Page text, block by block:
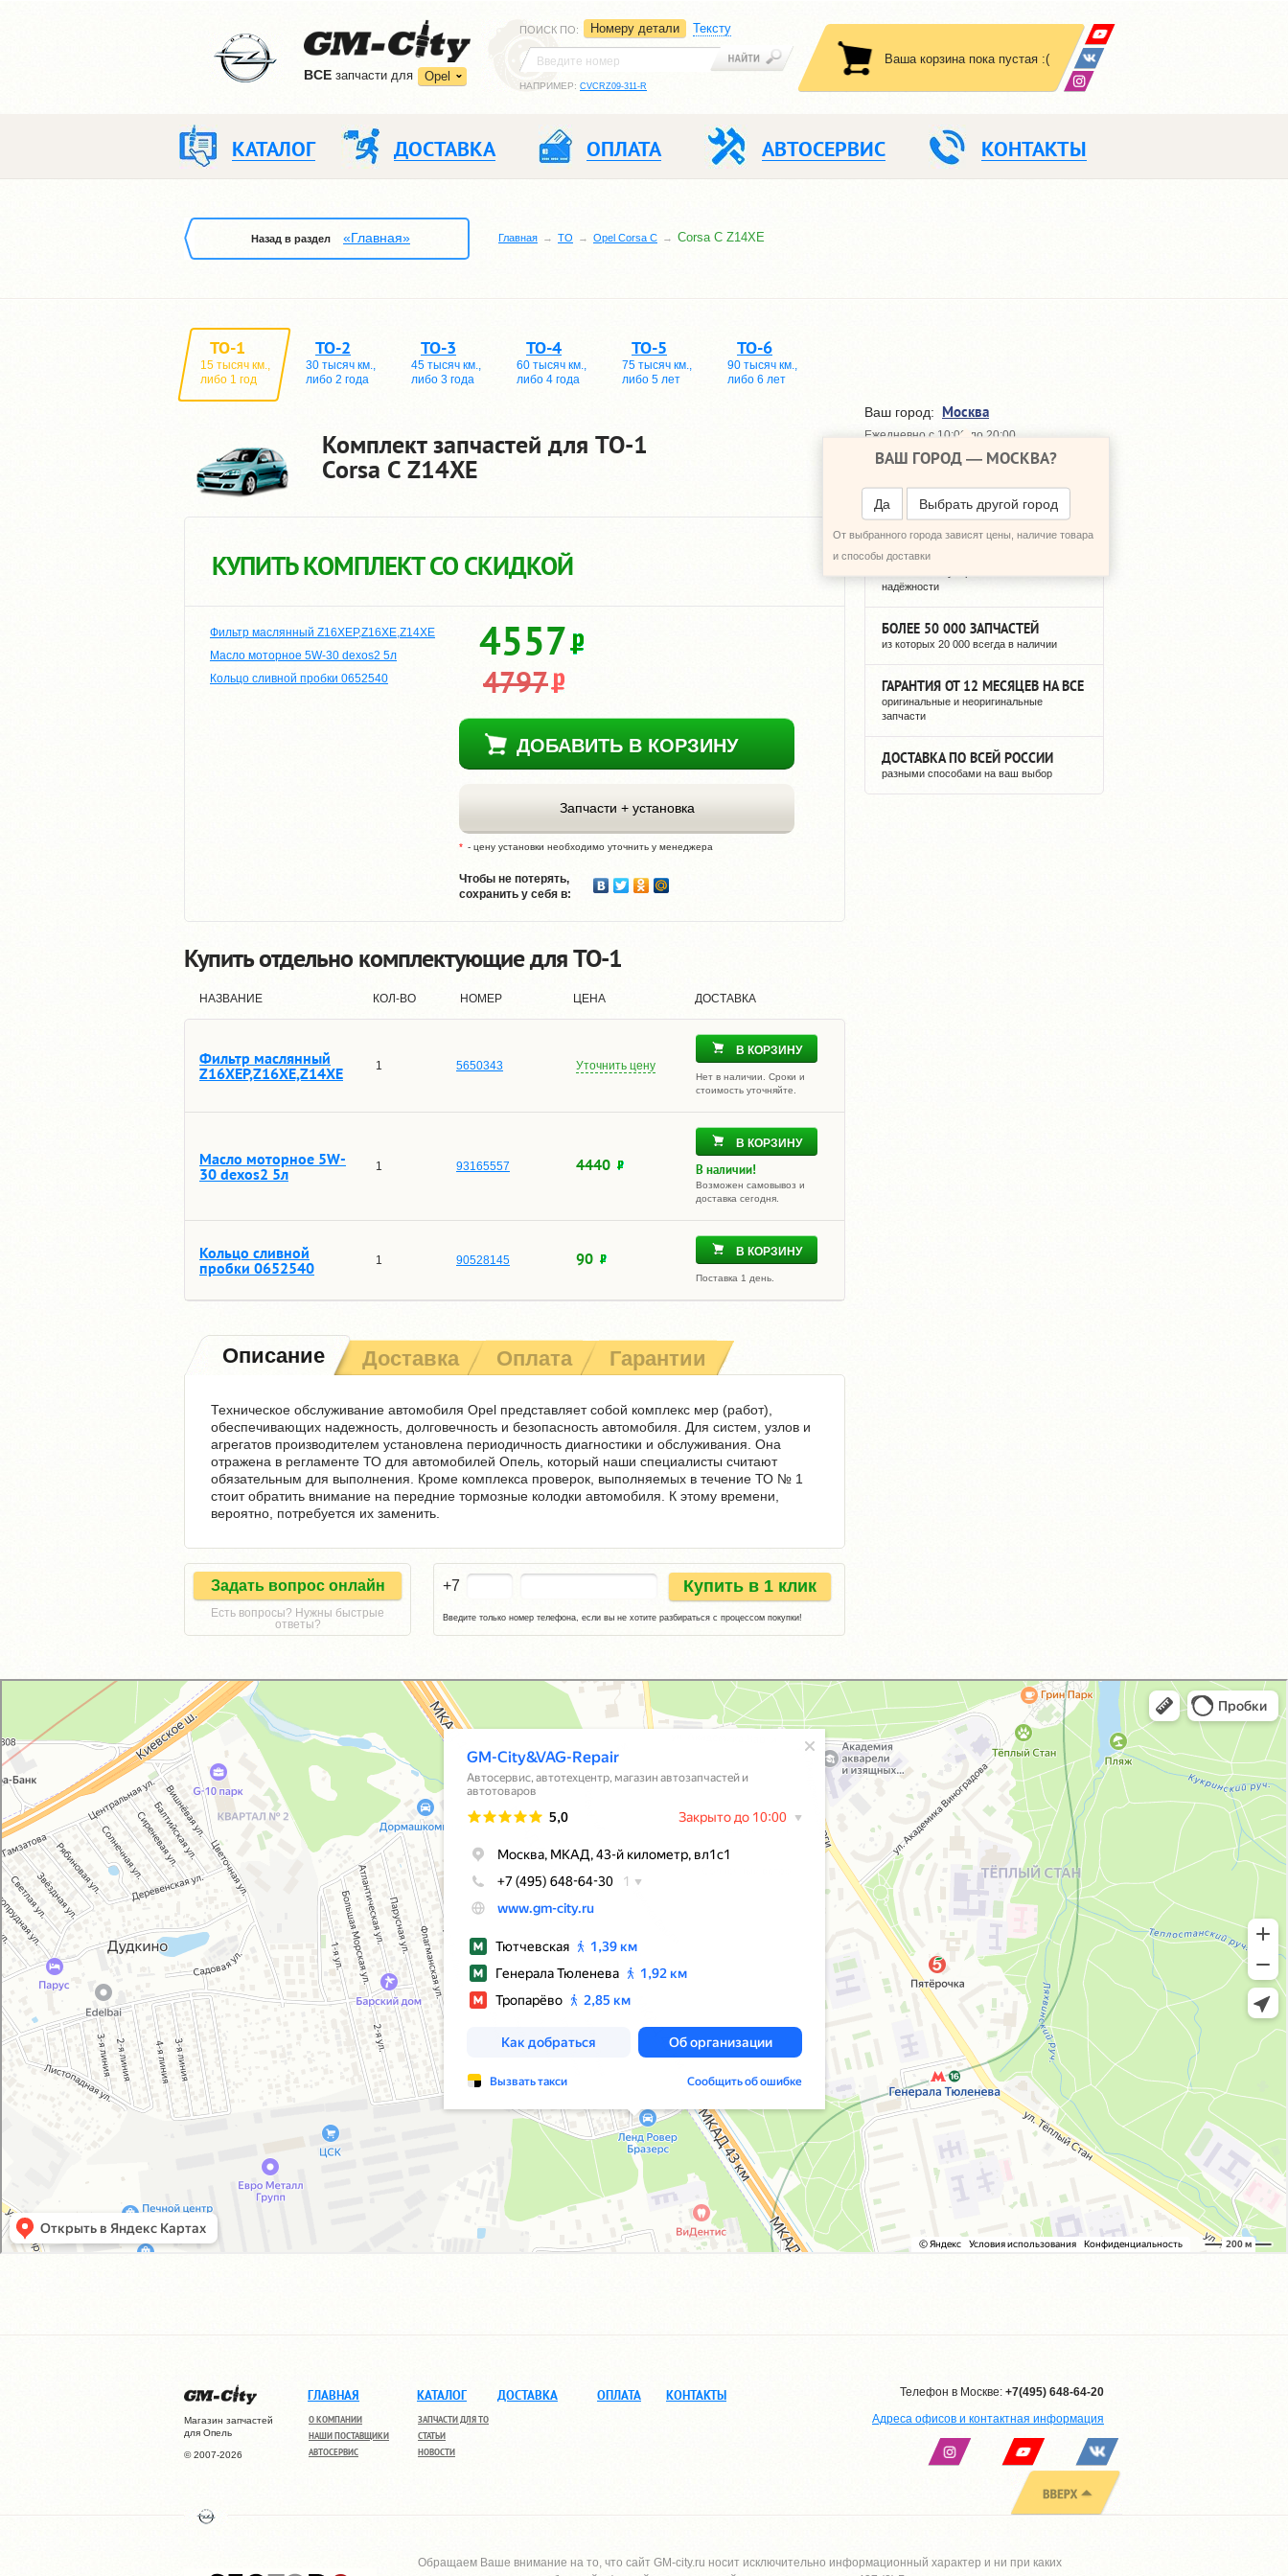
ВCE запчасти для Opel
ПОИСК ПО: Номеру детали Тексту
НАПРИМЕР: CVCRZ09-311-R
Ваша корзина пока пустая :(
КАТАЛОГ ДОСТАВКА ОПЛАТА АВТОСЕРВИС КОНТАКТЫ
Назад в раздел «Главная» Главная TO Opel Corsa C Corsa C Z14XE
ТО-1
15 тысяч км.,
либо 1 год
ТО-2
30 тысяч км.,
либо 2 года
ТО-3
45 тысяч км.,
либо 3 года
ТО-4
60 тысяч км.,
либо 4 года
ТО-5
75 тысяч км.,
либо 5 лет
ТО-6
90 тысяч км.,
либо 6 лет
Комплект запчастей для TO-1
Corsa C Z14XE
КУПИТЬ КОМПЛЕКТ СО СКИДКОЙ
Фильтр маслянный Z16XEP,Z16XE,Z14XE
Масло моторное 5W-30 dexos2 5л
Кольцо сливной пробки 0652540
4557
4797
ДОБАВИТЬ В КОРЗИНУ
Запчасти + установка
- цену установки необходимо уточнить у менеджера
Чтобы не потерять,
сохранить у себя в:
Купить отдельно комплектующие для TO-1
НАЗВАНИЕ КОЛ-ВО НОМЕР ЦЕНА ДОСТАВКА
Фильтр маслянный
Z16XEP,Z16XE,Z14XE
1 5650343 Уточнить цену
В КОРЗИНУ
Нет в наличии. Сроки и
стоимость уточняйте.
Масло моторное 5W-
30 dexos2 5л
1 93165557 4440
В КОРЗИНУ
В наличии!
Возможен самовывоз и
доставка сегодня.
Кольцо сливной
пробки 0652540
1 90528145 90 В КОРЗИНУ
Поставка 1 день.
Описание Доставка Оплата Гарантии
Техническое обслуживание автомобиля Opel представляет собой комплекс мер (работ),
обеспечивающих надежность, долговечность и безопасность автомобиля. Для систем, узлов и
агрегатов производителем установлена периодичность диагностики и обслуживания. Она
отражена в регламенте ТО для автомобилей Опель, который наши специалисты считают
обязательным для выполнения. Кроме комплекса проверок, выполняемых в течение ТО № 1
стоит обратить внимание на передние тормозные колодки автомобиля. К этому времени,
вероятно, потребуется их заменить.
Задать вопрос онлайн
Есть вопросы? Нужны быстрые
ответы?
+7 Купить в 1 клик
Введите только номер телефона, если вы не хотите разбираться с процессом покупки!
Ваш город: Москва
ВАШ ГОРОД — МОСКВА?
Да Выбрать другой город
От выбранного города зависят цены, наличие товара
и способы доставки
ПЕРЕЗВОНИТЬ МНЕ
Ежедневно с 10:00 до 20:00
+7 (495) 648-64-30
12 ЛЕТ РЕГУЛЯРНЫХ ПОСТАВОК
надёжности
БОЛЕЕ 50 000 ЗАПЧАСТЕЙ
из которых 20 000 всегда в наличии
ГАРАНТИЯ ОТ 12 МЕСЯЦЕВ НА ВСЕ
оригинальные и неоригинальные
запчасти
ДОСТАВКА ПО ВСЕЙ РОССИИ
разными способами на ваш выбор
GM-City&VAG-Repair
Автосервис, автотехцентр в Москве
Магазин автозапчастей и автотоваров в Москве
Магазин запчастей
для Опель
© 2007-2026
ГЛАВНАЯ
О КОМПАНИИ
НАШИ ПОСТАВЩИКИ
АВТОСЕРВИС
КАТАЛОГ
ЗАПЧАСТИ ДЛЯ ТО
СТАТЬИ
НОВОСТИ
ДОСТАВКА ОПЛАТА КОНТАКТЫ Телефон в Москве: +7(495) 648-64-20
Адреса офисов и контактная информация
Обращаем Ваше внимание на то, что сайт GM-city.ru носит исключительно информационный характер и ни при каких